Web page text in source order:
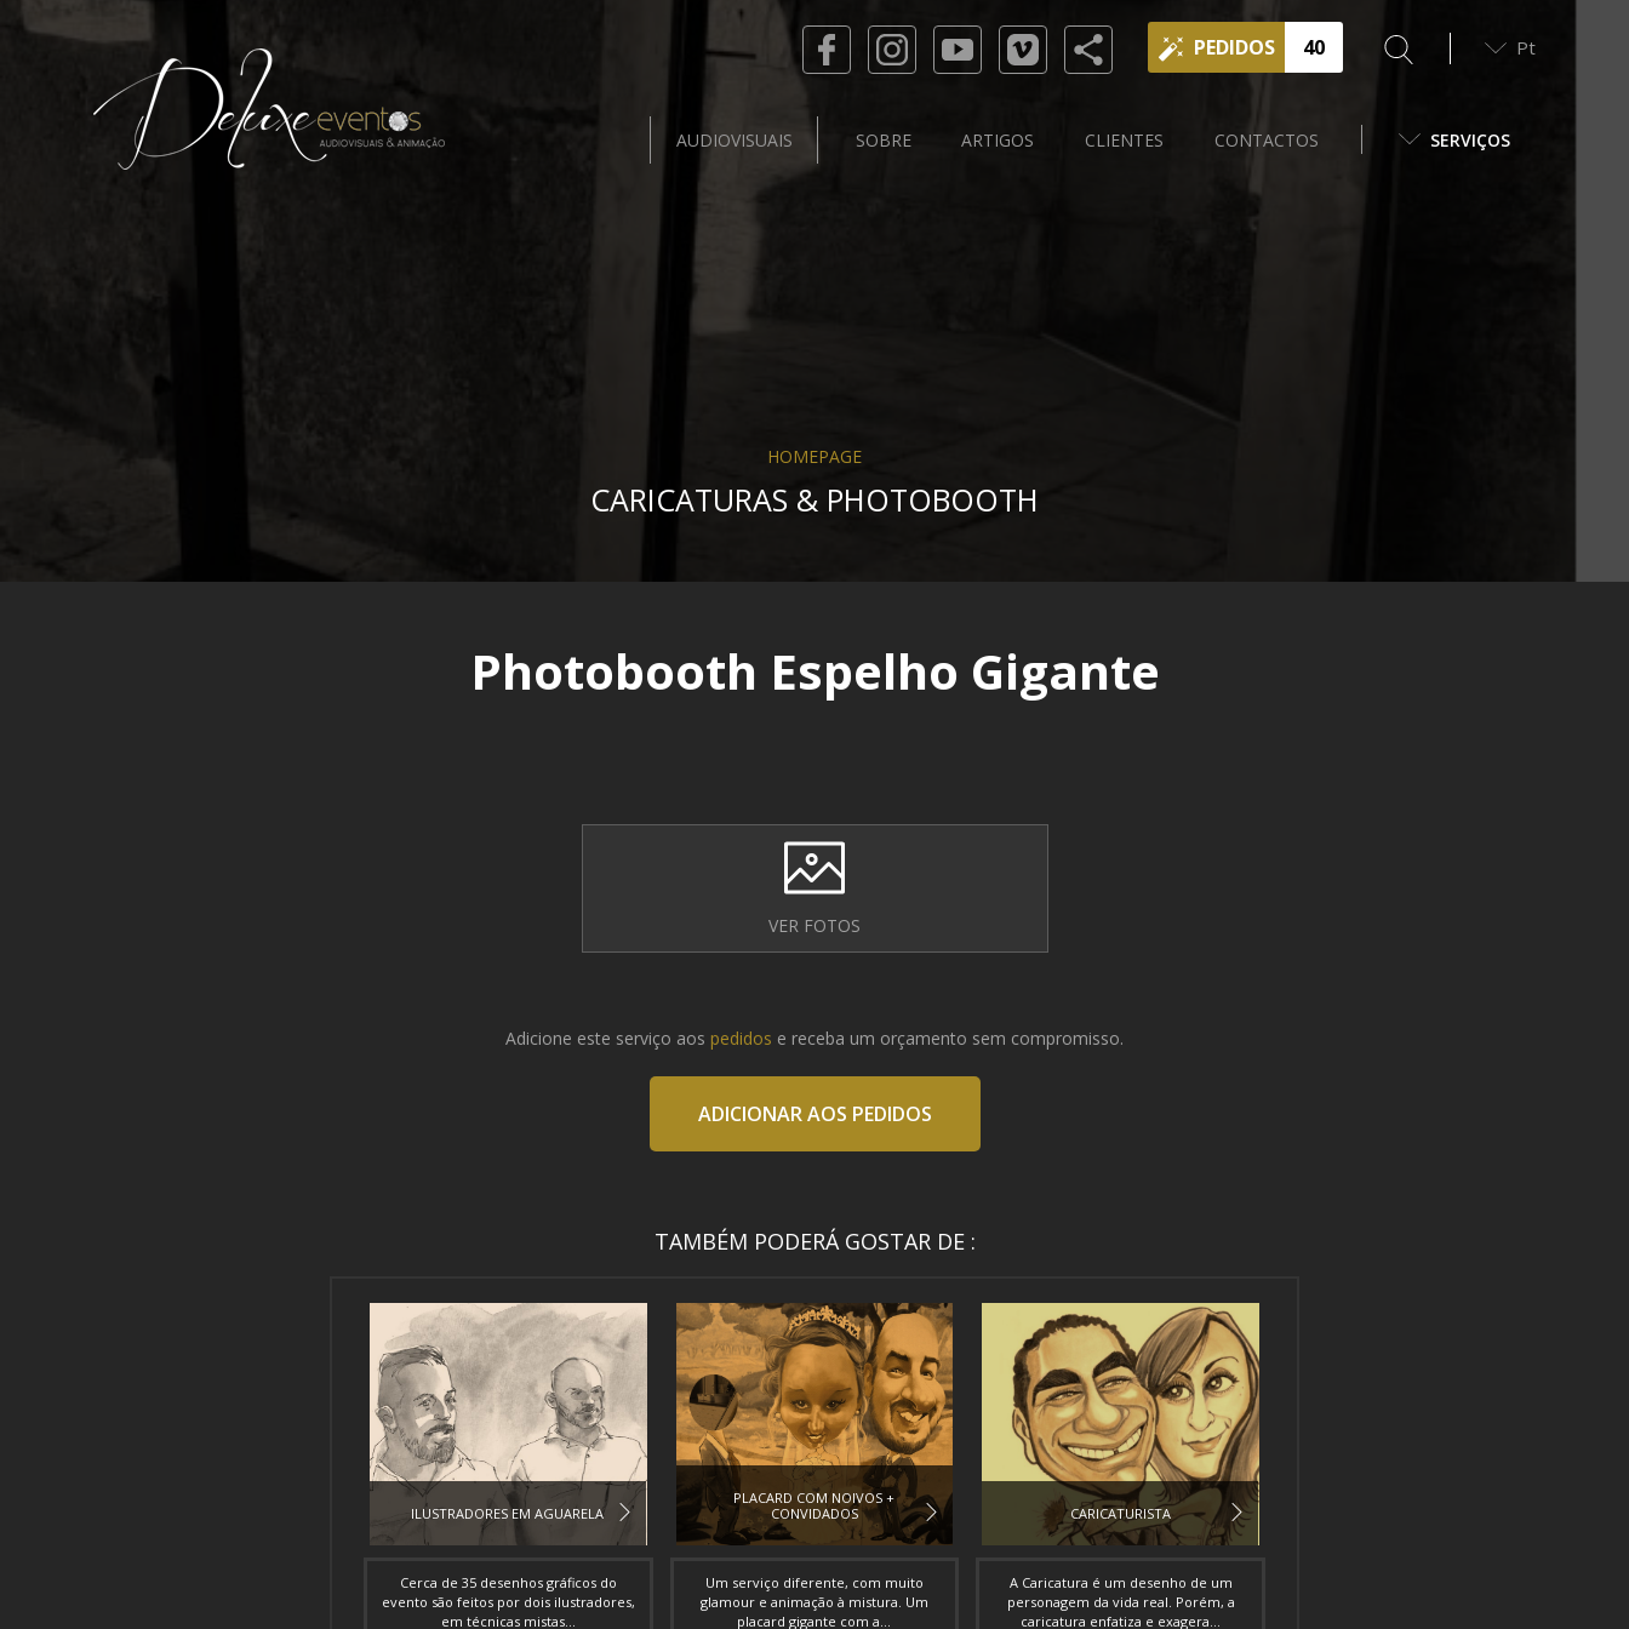
PEDIDOS 40 Pt
AUDIOVISUAIS SOBRE ARTIGOS CLIENTES CONTACTOS SERVIÇOS
HOMEPAGE
CARICATURAS & PHOTOBOOTH
Photobooth Espelho Gigante
VER FOTOS
Adicione este serviço aos pedidos e receba um orçamento sem compromisso.
ADICIONAR AOS PEDIDOS
TAMBÉM PODERÁ GOSTAR DE :
ILUSTRADORES EM AGUARELA
Cerca de 35 desenhos gráficos do
evento são feitos por dois ilustradores,
em técnicas mistas...
PLACARD COM NOIVOS +
CONVIDADOS
Um serviço diferente, com muito
glamour e animação à mistura. Um
placard gigante com a...
CARICATURISTA
A Caricatura é um desenho de um
personagem da vida real. Porém, a
caricatura enfatiza e exagera...